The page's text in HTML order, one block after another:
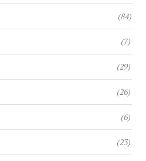
(84)
(7)
(29)
(26)
(6)
(23)